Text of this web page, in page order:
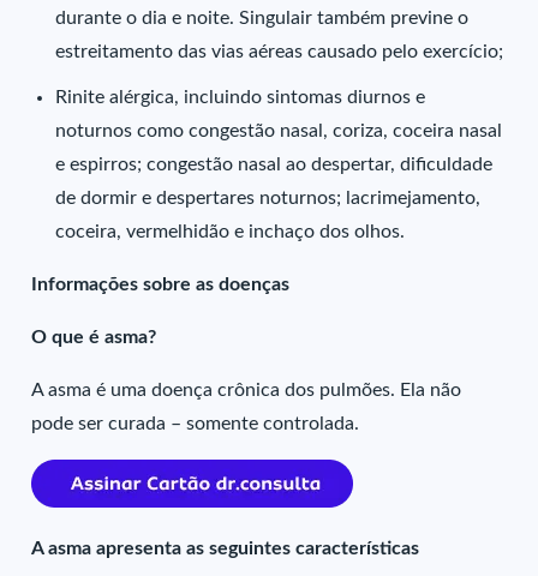
durante o dia e noite. Singulair também previne o
estreitamento das vias aéreas causado pelo exercício;
Rinite alérgica, incluindo sintomas diurnos e
noturnos como congestão nasal, coriza, coceira nasal
e espirros; congestão nasal ao despertar, dificuldade
de dormir e despertares noturnos; lacrimejamento,
coceira, vermelhidão e inchaço dos olhos.
Informações sobre as doenças
O que é asma?
A asma é uma doença crônica dos pulmões. Ela não
pode ser curada – somente controlada.
A asma apresenta as seguintes características